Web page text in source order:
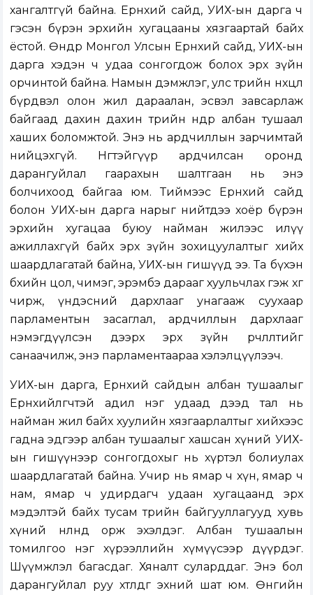
хангалтгүй байна. Ерөнхий сайд, УИХ-ын дарга ч
гэсэн бүрэн эрхийн хугацааны хязгаартай байх
ёстой. Өнөөдөр Монгол Улсын Ерөнхий сайд, УИХ-ын
дарга хэдэн ч удаа сонгогдож болох эрх зүйн
орчинтой байна. Намын дэмжлэг, улс төрийн нөхцөл
бүрдвэл олон жил дараалан, эсвэл завсарлаж
байгаад дахин дахин төрийн өндөр албан тушаал
хаших боломжтой. Энэ нь ардчиллын зарчимтай
нийцэхгүй. Нөгөөтэйгүүр ардчилсан оронд
дарангуйлал гаарахын шалтгаан нь энэ
болчихоод байгаа юм. Тиймээс Ерөнхий сайд
болон УИХ-ын дарга нарыг нийтдээ хоёр бүрэн
эрхийн хугацаа буюу найман жилээс илүү
ажиллахгүй байх эрх зүйн зохицуулалтыг хийх
шаардлагатай байна, УИХ-ын гишүүд ээ. Та бүхэн
бөхийн цол, чимэг, эрэмбэ дарааг хуульчлах гэж хөгөө
чирж, үндэсний дархлааг унагааж суухаар
парламентын засаглал, ардчиллын дархлааг
нэмэгдүүлсэн дээрх эрх зүйн өөрчлөлтийг
санаачилж, энэ парламентаараа хэлэлцүүлээч.
УИХ-ын дарга, Ерөнхий сайдын албан тушаалыг
Ерөнхийлөгчтэй адил нэг удаад дээд тал нь
найман жил байх хуулийн хязгаарлалтыг хийхээс
гадна эдгээр албан тушаалыг хашсан хүний УИХ-
ын гишүүнээр сонгогдохыг нь хүртэл болиулах
шаардлагатай байна. Учир нь ямар ч хүн, ямар ч
нам, ямар ч удирдагч удаан хугацаанд эрх
мэдэлтэй байх тусам төрийн байгууллагууд хувь
хүний нөлөөнд орж эхэлдэг. Албан тушаалын
томилгоо нэг хүрээллийн хүмүүсээр дүүрдэг.
Шүүмжлэл багасдаг. Хяналт суларддаг. Энэ бол
дарангуйлал руу хөтөлдөг эхний шат юм. Өнөөгийн